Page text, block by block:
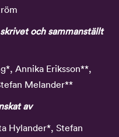
och sammanställt
Annika Eriksson**,
Melander**
av
Hylander*, Stefan